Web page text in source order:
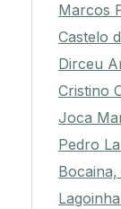
Marcos
Castelo
Dirceu
Cristino
Joca
Pedro
Bocaina,